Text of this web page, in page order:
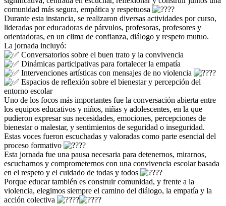
comunidad más segura, empática y respetuosa
Durante esta instancia, se realizaron diversas actividades por curso,
lideradas por educadoras de párvulos, profesoras, profesores y
orientadoras, en un clima de confianza, diálogo y respeto mutuo.
La jornada incluyó:
Conversatorios sobre el buen trato y la convivencia
Dinámicas participativas para fortalecer la empatía
Intervenciones artísticas con mensajes de no violencia
Espacios de reflexión sobre el bienestar y percepción del
entorno escolar
Uno de los focos más importantes fue la conversación abierta entre
los equipos educativos y niños, niñas y adolescentes, en la que
pudieron expresar sus necesidades, emociones, percepciones de
bienestar o malestar, y sentimientos de seguridad o inseguridad.
Estas voces fueron escuchadas y valoradas como parte esencial del
proceso formativo
Esta jornada fue una pausa necesaria para detenernos, mirarnos,
escucharnos y comprometernos con una convivencia escolar basada
en el respeto y el cuidado de todas y todos
Porque educar también es construir comunidad, y frente a la
violencia, elegimos siempre el camino del diálogo, la empatía y la
acción colectiva